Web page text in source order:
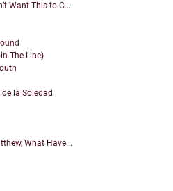
Want This to C...
The Line)
la Soledad
What Have...